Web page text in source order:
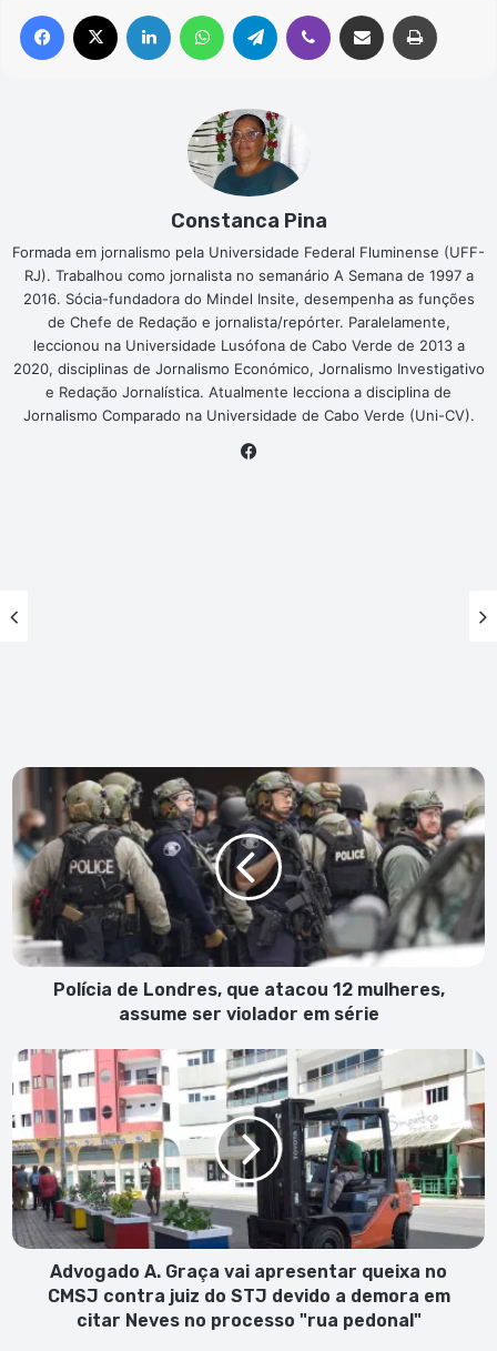
Facebook Linkedin WhatsAppTelegram Viber Compartilhar via e-mail
Constanca Pina
Formada em jornalismo pela Universidade Federal Fluminense (UFF-
RJ). Trabalhou como jornalista no semanário A Semana de 1997 a
2016. Sócia-fundadora do Mindel Insite, desempenha as funções
de Chefe de Redação e jornalista/repórter. Paralelamente,
leccionou na Universidade Lusófona de Cabo Verde de 2013 a
2020, disciplinas de Jornalismo Económico, Jornalismo Investigativo
e Redação Jornalística. Atualmente lecciona a disciplina de
Jornalismo Comparado na Universidade de Cabo Verde (Uni-CV).
Polícia
Londres,
que
atacou
12
mulheres,
assume
ser
violadorPolícia de Londres, que atacou 12 mulheres,
assume ser violador em série
Advogado
A.
Graça
vai
apresentar
queixa
no
CMSJ
contra
Advogado A. Graça vai apresentar queixa no
CMSJ contra juiz do STJ devido a demora em
citar Neves no processo "rua pedonal"